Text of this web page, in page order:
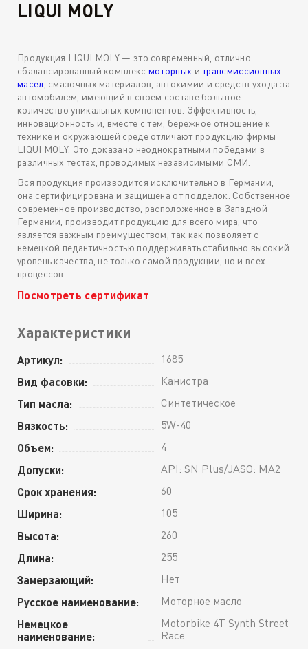
LIQUI MOLY
Продукция LIQUI MOLY — это современный, отлично
сбалансированный комплекс моторных итрансмиссионных
масел , смазочных материалов, автохимии и средств ухода за
автомобилем, имеющий в своем составе большое
количество уникальных компонентов. Эффективность,
инновационность и, вместе с тем, бережное отношение к
технике и окружающей среде отличают продукцию фирмы
LIQUI MOLY. Это доказано неоднократными победами в
различных тестах, проводимых независимыми СМИ.
Вся продукция производится исключительно в Германии,
она сертифицирована и защищена от подделок. Собственное
современное производство, расположенное в Западной
Германии, производит продукцию для всего мира, что
является важным преимуществом, так как позволяет с
немецкой педантичностью поддерживать стабильно высокий
уровень качества, не только самой продукции, но и всех
процессов.
Посмотреть сертификат
Характеристики
Артикул: 1685
Вид фасовки: Канистра
Тип масла: Синтетическое
Вязкость: 5W-40
Объем: 4
Допуски: API: SN Plus/JASO: MA2
Срок хранения: 60
Ширина: 105
Высота: 260
Длина: 255
Замерзающий: Нет
Русское наименование: Моторное масло
Немецкое
наименование:
Motorbike 4T Synth Street
Race